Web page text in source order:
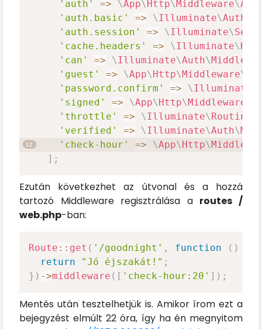
'auth'
=> \App\Http\Middleware\
'auth.basic'
=> \Illuminate\Auth
'auth.session'
=> \Illuminate\
'cache.headers'
=> \Illuminate\
'can'
=> \Illuminate\Auth\
'guest'
=> \App\Http\Middleware\
'password.confirm'
=> \Illuminate
'signed'
=> \App\Http\Middleware
'throttle'
=> \Illuminate\Routing
'verified'
=> \Illuminate\Auth\
'check-hour'
=> \App\ Http\
] ;
Ezután következhet az útvonal és a hozzá
tartozó Middleware regisztrálása a routes /
web.php-ban:
Route :: get ( '/goodnight' , function ( )
return
"Jó éjszakát!" ;
} ) ->middleware ( [ 'check-hour:20' ] ) ;
Mentés után tesztelhetjük is. Amikor írom ezt a
bejegyzést elmúlt 22 óra, így ha én megnyitom